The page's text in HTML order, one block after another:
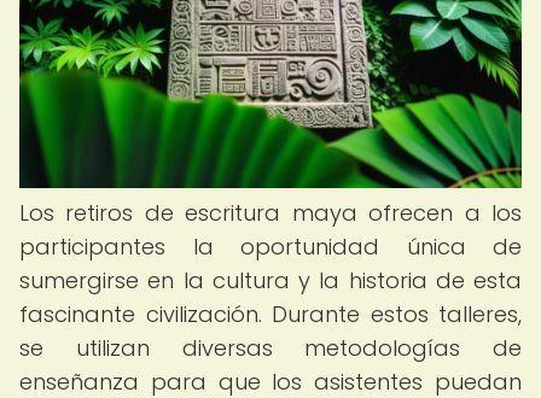
Los retiros de escritura maya ofrecen a los
participantes la oportunidad única de
sumergirse en la cultura y la historia de esta
fascinante civilización. Durante estos talleres,
se utilizan diversas metodologías de
enseñanza para que los asistentes puedan